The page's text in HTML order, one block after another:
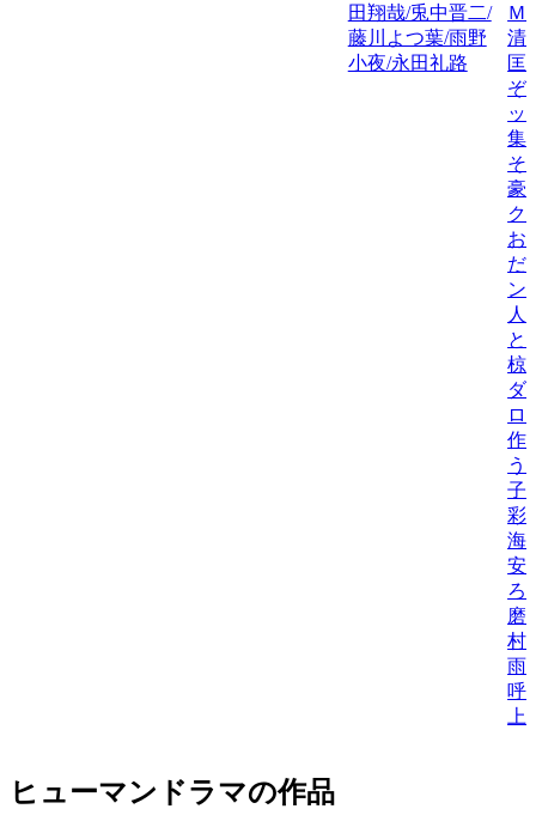
田翔哉/兎中晋二/
藤川よつ葉/雨野
小夜/永田礼路
Ｍ
清
匡
ぞ
ッ
集
そ
豪
ク
お
だ
ン
人
と
椋
ダ
ロ
作
う
子/
彩
海
安
ろ
磨
村
雨
呼
ヒューマンドラマの作品